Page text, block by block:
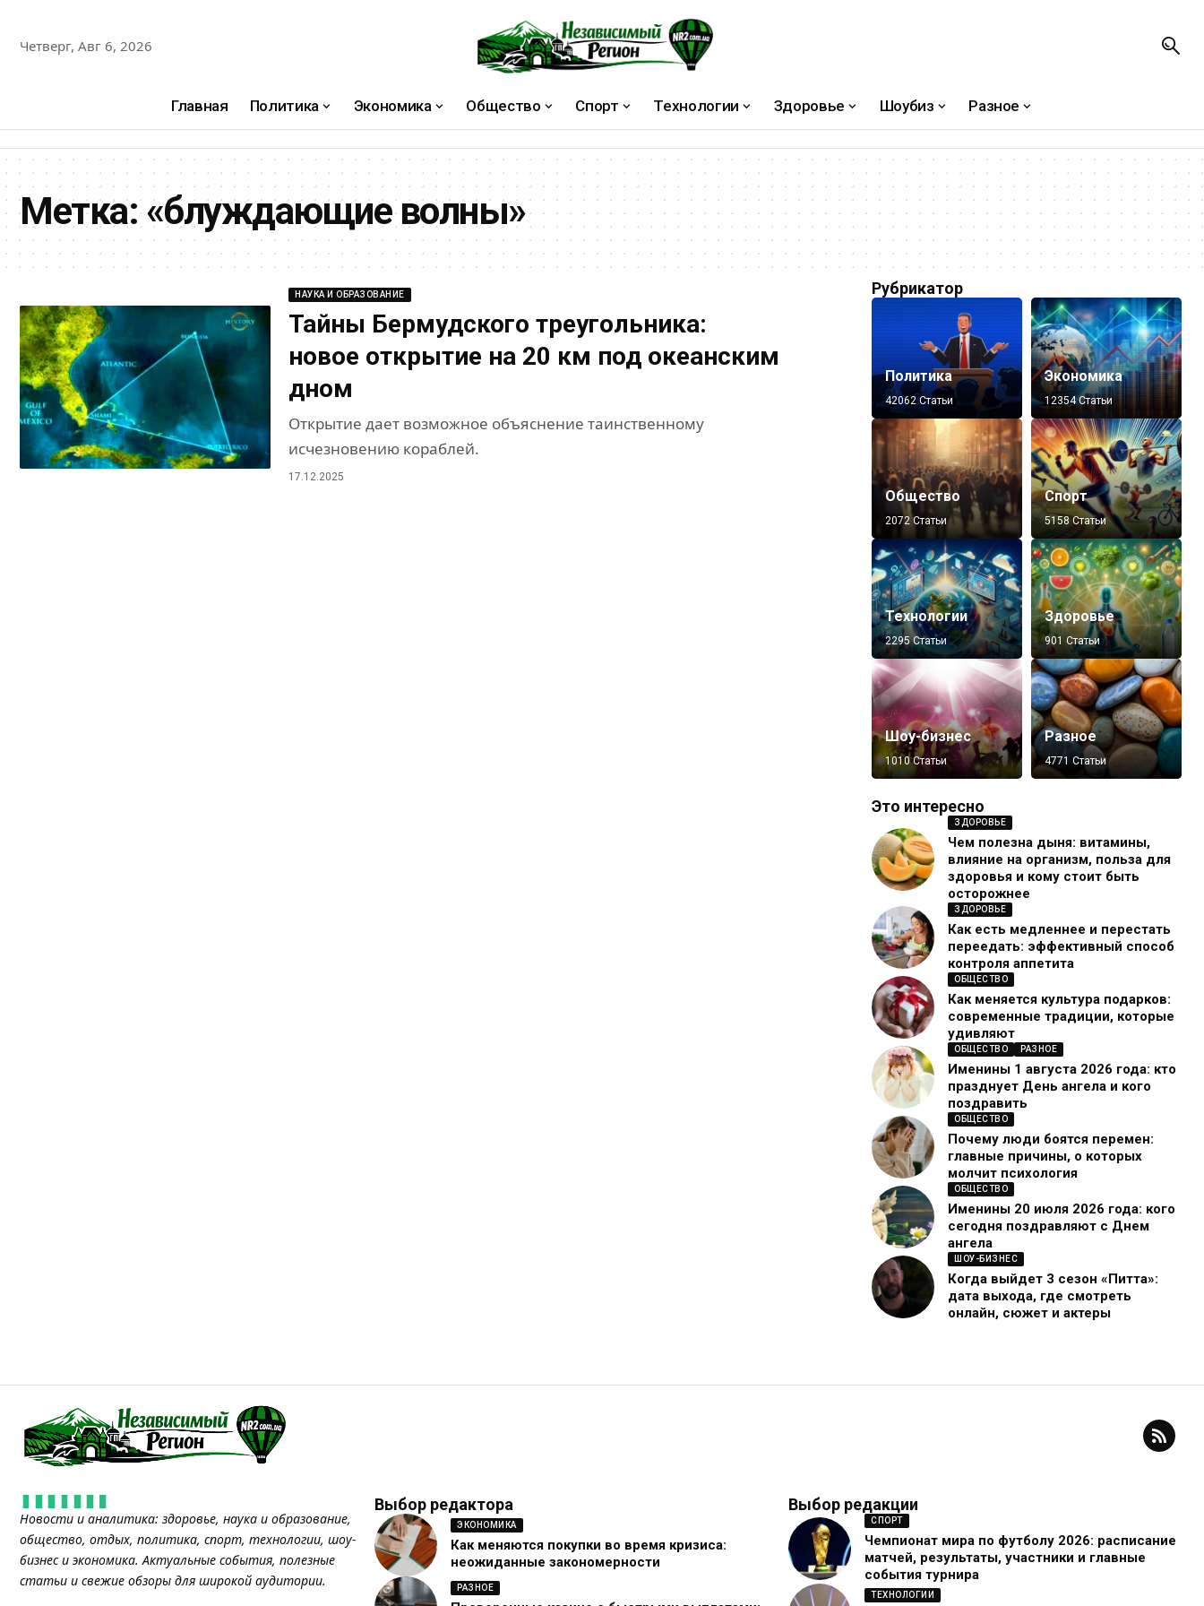
Четверг, Авг 6, 2026
Главная Политика Экономика Общество Спорт Технологии Здоровье Шоубиз Разное
Метка:«блуждающие волны»
НАУКА И ОБРАЗОВАНИЕ
Тайны Бермудского треугольника:
новое открытие на 20 км под океанским
дном
Открытие дает возможное объяснение таинственному
исчезновению кораблей.
17.12.2025
Рубрикатор
Политика
42062 Статьи
Экономика
12354 Статьи
Общество
2072 Статьи
Спорт
5158 Статьи
Технологии
2295 Статьи
Здоровье
901 Статьи
Шоу-бизнес
1010 Статьи
Разное
4771 Статьи
Это интересно
ЗДОРОВЬЕ
Чем полезна дыня: витамины,
влияние на организм, польза для
здоровья и кому стоит быть
осторожнее
ЗДОРОВЬЕ
Как есть медленнее и перестать
переедать: эффективный способ
контроля аппетита
ОБЩЕСТВО
Как меняется культура подарков:
современные традиции, которые
удивляют
ОБЩЕСТВО РАЗНОЕ
Именины 1 августа 2026 года: кто
празднует День ангела и кого
поздравить
ОБЩЕСТВО
Почему люди боятся перемен:
главные причины, о которых
молчит психология
ОБЩЕСТВО
Именины 20 июля 2026 года: кого
сегодня поздравляют с Днем
ангела
ШОУ-БИЗНЕС
Когда выйдет 3 сезон «Питта»:
дата выхода, где смотреть
онлайн, сюжет и актеры
Новости и аналитика: здоровье, наука и образование,
общество, отдых, политика, спорт, технологии, шоу-
бизнес и экономика. Актуальные события, полезные
статьи и свежие обзоры для широкой аудитории.
Выбор редактора
ЭКОНОМИКА
Как меняются покупки во время кризиса:
неожиданные закономерности
РАЗНОЕ
Выбор редакции
СПОРТ
Чемпионат мира по футболу 2026: расписание
матчей, результаты, участники и главные
события турнира
ТЕХНОЛОГИИ